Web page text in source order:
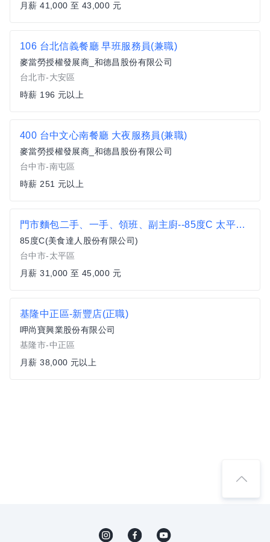
月薪 41,000 至 43,000 元
106 台北信義餐廳 早班服務員(兼職)
麥當勞授權發展商_和德昌股份有限公司
台北市-大安區
時薪 196 元以上
400 台中文心南餐廳 大夜服務員(兼職)
麥當勞授權發展商_和德昌股份有限公司
台中市-南屯區
時薪 251 元以上
門市麵包二手、一手、領班、副主廚--85度C 太平樹德店
85度C(美食達人股份有限公司)
台中市-太平區
月薪 31,000 至 45,000 元
基隆中正區-新豐店(正職)
呷尚寶興業股份有限公司
基隆市-中正區
月薪 38,000 元以上